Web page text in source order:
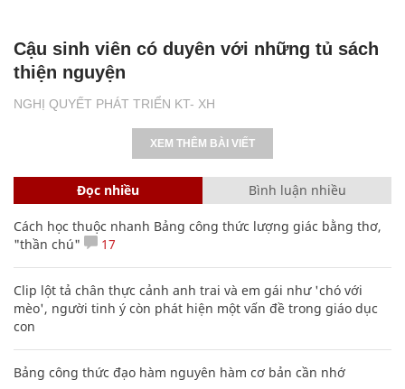
NGHỊ QUYẾT PHÁT TRIỂN KT- XH
Cậu sinh viên có duyên với những tủ sách
thiện nguyện
XEM THÊM BÀI VIẾT
Đọc nhiều Bình luận nhiều
Cách học thuộc nhanh Bảng công thức lượng giác bằng thơ,
"thần chú"
17
Clip lột tả chân thực cảnh anh trai và em gái như 'chó với
mèo', người tinh ý còn phát hiện một vấn đề trong giáo dục
con
Bảng công thức đạo hàm nguyên hàm cơ bản cần nhớ